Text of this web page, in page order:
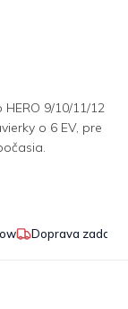
9/10/11/12
o 6 EV, pre
Doprava